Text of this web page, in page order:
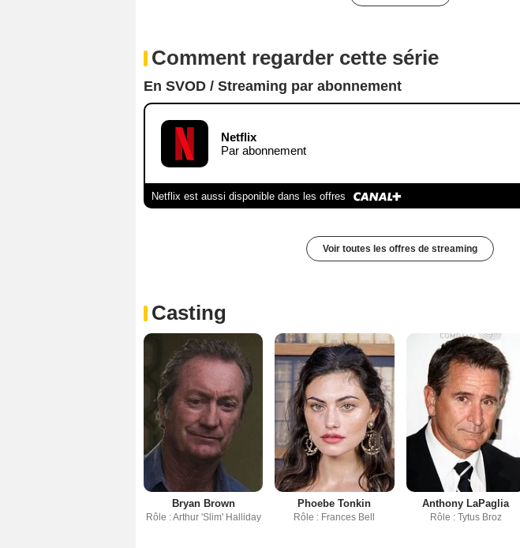
Comment regarder cette série
En SVOD / Streaming par abonnement
Netflix
Par abonnement
Netflix est aussi disponible dans les offres
Voir toutes les offres de streaming
Casting
Bryan Brown
Rôle : Arthur 'Slim' Halliday
Phoebe Tonkin
Rôle : Frances Bell
Anthony LaPaglia
Rôle : Tytus Broz